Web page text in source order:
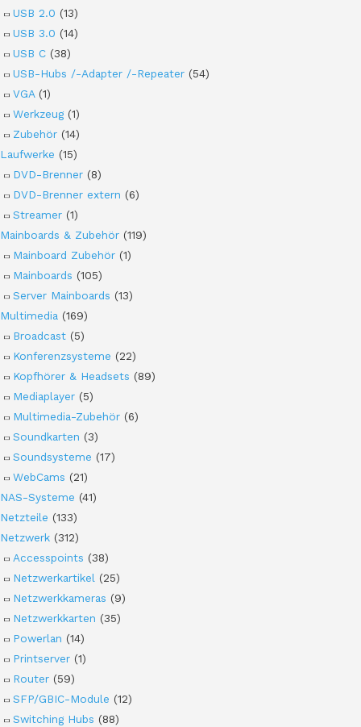
USB 2.0 (13)
USB 3.0 (14)
USB C (38)
USB-Hubs /-Adapter /-Repeater (54)
VGA (1)
Werkzeug (1)
Zubehör (14)
Laufwerke (15)
DVD-Brenner (8)
DVD-Brenner extern (6)
Streamer (1)
Mainboards & Zubehör (119)
Mainboard Zubehör (1)
Mainboards (105)
Server Mainboards (13)
Multimedia (169)
Broadcast (5)
Konferenzsysteme (22)
Kopfhörer & Headsets (89)
Mediaplayer (5)
Multimedia-Zubehör (6)
Soundkarten (3)
Soundsysteme (17)
WebCams (21)
NAS-Systeme (41)
Netzteile (133)
Netzwerk (312)
Accesspoints (38)
Netzwerkartikel (25)
Netzwerkkameras (9)
Netzwerkkarten (35)
Powerlan (14)
Printserver (1)
Router (59)
SFP/GBIC-Module (12)
Switching Hubs (88)